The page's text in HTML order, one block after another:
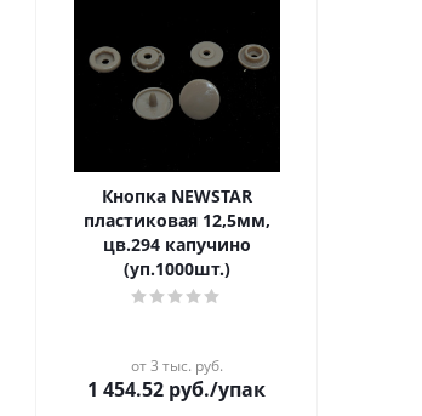
Кнопка NEWSTAR
пластиковая 12,5мм,
цв.294 капучино
(уп.1000шт.)
от 3 тыс. руб.
1 454.52 руб./упак